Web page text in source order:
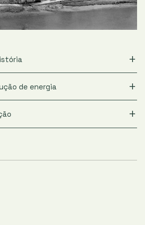
de energia